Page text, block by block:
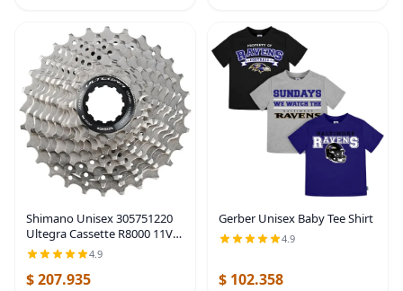
Shimano Unisex 305751220
Ultegra Cassette R8000 11V
11 V
4.9
$ 207.935
Gerber Unisex Baby Tee Shirt
4.9
$ 102.358